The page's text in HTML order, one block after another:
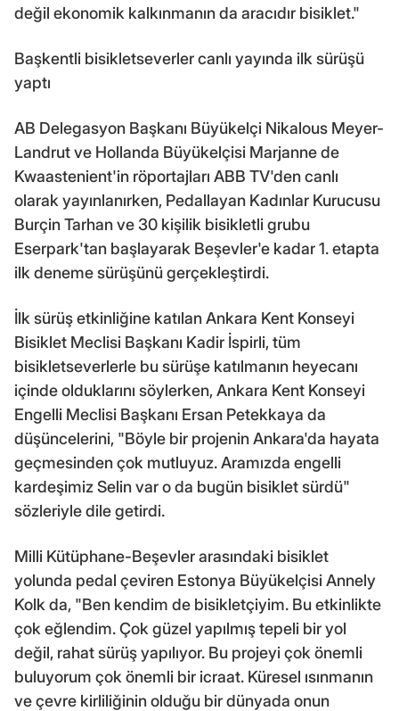
değil ekonomik kalkınmanın da aracıdır bisiklet."
Başkentli bisikletseverler canlı yayında ilk sürüşü
yaptı
AB Delegasyon Başkanı Büyükelçi Nikalous Meyer-
Landrut ve Hollanda Büyükelçisi Marjanne de
Kwaastenient'in röportajları ABB TV'den canlı
olarak yayınlanırken, Pedallayan Kadınlar Kurucusu
Burçin Tarhan ve 30 kişilik bisikletli grubu
Eserpark'tan başlayarak Beşevler'e kadar 1. etapta
ilk deneme sürüşünü gerçekleştirdi.
İlk sürüş etkinliğine katılan Ankara Kent Konseyi
Bisiklet Meclisi Başkanı Kadir İspirli, tüm
bisikletseverlerle bu sürüşe katılmanın heyecanı
içinde olduklarını söylerken, Ankara Kent Konseyi
Engelli Meclisi Başkanı Ersan Petekkaya da
düşüncelerini, "Böyle bir projenin Ankara'da hayata
geçmesinden çok mutluyuz. Aramızda engelli
kardeşimiz Selin var o da bugün bisiklet sürdü"
sözleriyle dile getirdi.
Milli Kütüphane-Beşevler arasındaki bisiklet
yolunda pedal çeviren Estonya Büyükelçisi Annely
Kolk da, "Ben kendim de bisikletçiyim. Bu etkinlikte
çok eğlendim. Çok güzel yapılmış tepeli bir yol
değil, rahat sürüş yapılıyor. Bu projeyi çok önemli
buluyorum çok önemli bir icraat. Küresel ısınmanın
ve çevre kirliliğinin olduğu bir dünyada onun